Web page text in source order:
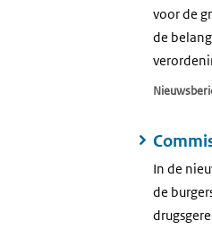
voor de
de
In de
de